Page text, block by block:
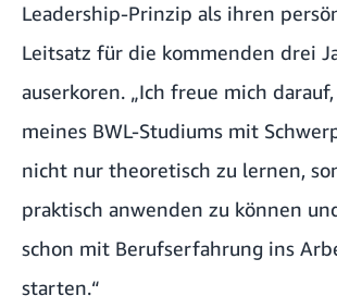
Leadership-Prinzip als ihren
Leitsatz für die kommenden drei
auserkoren. „Ich freue mich
meines BWL-Studiums mit
nicht nur theoretisch zu lernen,
praktisch anwenden zu können
schon mit Berufserfahrung ins
starten.“